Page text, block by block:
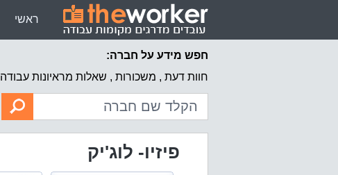
ראשי
חפש מידע על חברה:
חוות דעת , משכורות , שאלות מראיונות עבודה
פיזיו- לוג'יק